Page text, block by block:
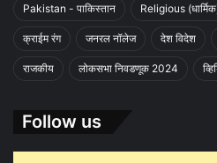
Pakistan - पाकिस्तान Religious
क्राईम रंग जनरल नॉलेज देश विदेश
राजकीय लोकसभा निवडणूक 2024
Follow us